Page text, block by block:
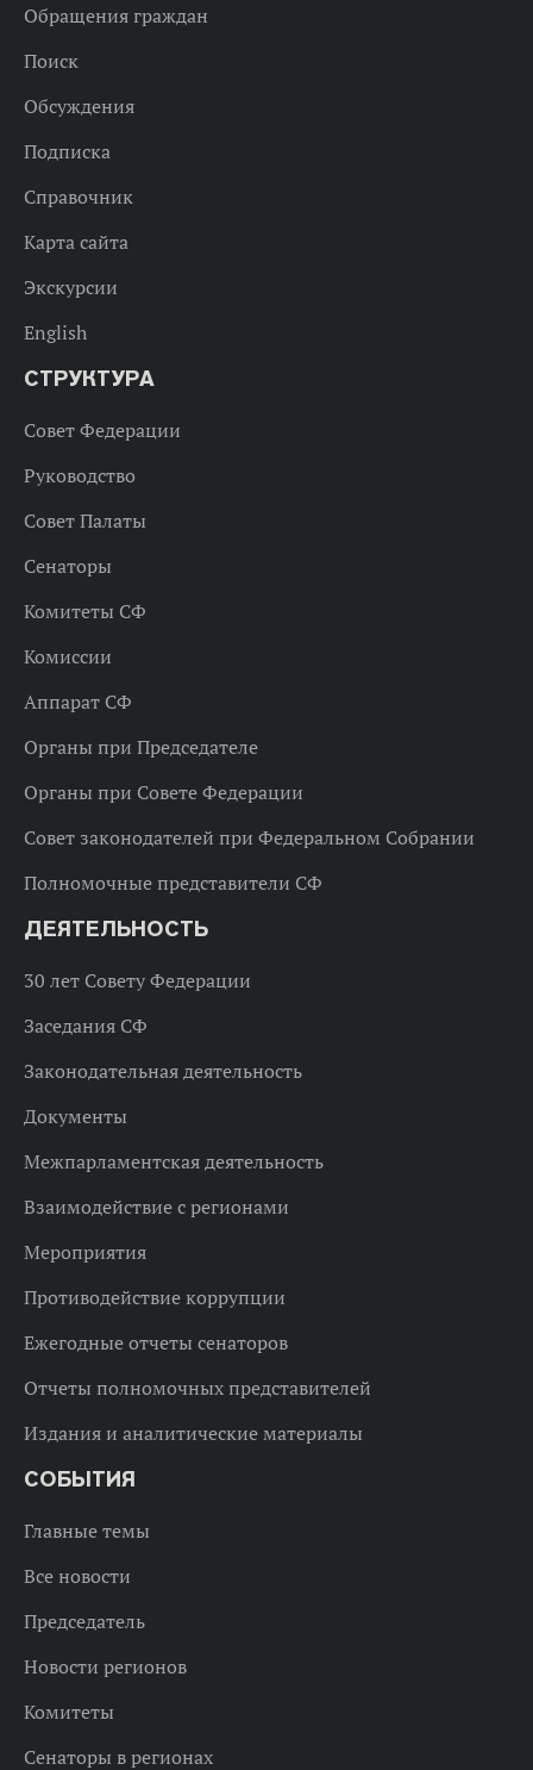
Обращения граждан
Поиск
Обсуждения
Подписка
Справочник
Карта сайта
Экскурсии
English
СТРУКТУРА
Совет Федерации
Руководство
Совет Палаты
Сенаторы
Комитеты СФ
Комиссии
Аппарат СФ
Органы при Председателе
Органы при Совете Федерации
Совет законодателей при Федеральном Собрании
Полномочные представители СФ
ДЕЯТЕЛЬНОСТЬ
30 лет Совету Федерации
Заседания СФ
Законодательная деятельность
Документы
Межпарламентская деятельность
Взаимодействие с регионами
Мероприятия
Противодействие коррупции
Ежегодные отчеты сенаторов
Отчеты полномочных представителей
Издания и аналитические материалы
СОБЫТИЯ
Главные темы
Все новости
Председатель
Новости регионов
Комитеты
Сенаторы в регионах